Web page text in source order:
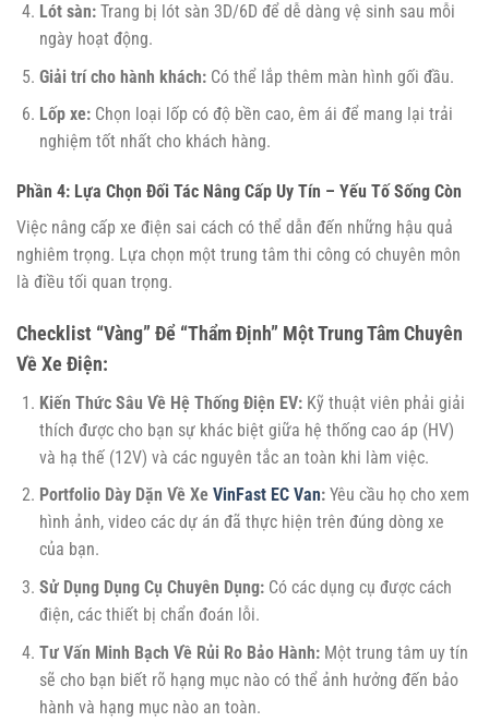
Lót sàn:Trang bị lót sàn 3D/6D để dễ dàng vệ sinh sau mỗi
ngày hoạt động.
Giải trí cho hành khách:Có thể lắp thêm màn hình gối đầu.
Lốp xe:Chọn loại lốp có độ bền cao, êm ái để mang lại trải
nghiệm tốt nhất cho khách hàng.
Phần 4: Lựa Chọn Đối Tác Nâng Cấp Uy Tín – Yếu Tố Sống Còn
Việc nâng cấp xe điện sai cách có thể dẫn đến những hậu quả
nghiêm trọng. Lựa chọn một trung tâm thi công có chuyên môn
là điều tối quan trọng.
Checklist “Vàng” Để “Thẩm Định” Một Trung Tâm Chuyên
Về Xe Điện:
Kiến Thức Sâu Về Hệ Thống Điện EV:Kỹ thuật viên phải giải
thích được cho bạn sự khác biệt giữa hệ thống cao áp (HV)
và hạ thế (12V) và các nguyên tắc an toàn khi làm việc.
Portfolio Dày Dặn Về Xe VinFast EC Van:Yêu cầu họ cho xem
hình ảnh, video các dự án đã thực hiện trên đúng dòng xe
của bạn.
Sử Dụng Dụng Cụ Chuyên Dụng:Có các dụng cụ được cách
điện, các thiết bị chẩn đoán lỗi.
Tư Vấn Minh Bạch Về Rủi Ro Bảo Hành:Một trung tâm uy tín
sẽ cho bạn biết rõ hạng mục nào có thể ảnh hưởng đến bảo
hành và hạng mục nào an toàn.